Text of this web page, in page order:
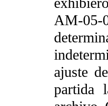
AM-
ajuste
partida